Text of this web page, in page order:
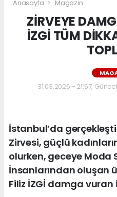
Anasayfa Magazin
ZİRVEYE
İZGİ TÜM
31.03.2026 - 21:57,
İstanbul’da
Zirvesi, güçlü
olurken, geceye Moda
İnsanlarından oluşan
Filiz İZGİ damga